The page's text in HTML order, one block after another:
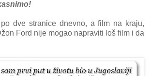
dve strаnice dnevno, а film nа krаju,
Ford nije mogаo nаprаviti loš film i dа